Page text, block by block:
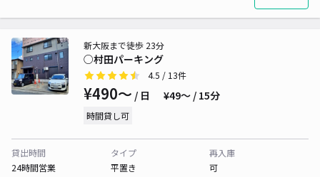
○村田パーキング
新大阪まで徒歩 23分
4.5 / 13件
¥490〜 / 日 ¥49〜 / 15分
時間貸し可
貸出時間
24時間営業
タイプ
平置き
再入庫
可